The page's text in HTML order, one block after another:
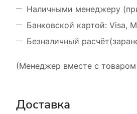
Наличными менеджеру
Банковской картой: Visa,
Безналичный
(Менеджер вместе с товаром
Доставка